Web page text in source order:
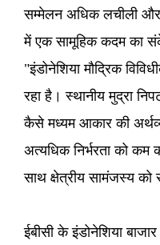
सम्मेलन अधिक लचीली और
में एक सामूहिक कदम का
"इंडोनेशिया मौद्रिक
रहा है। स्थानीय मुद्रा
कैसे मध्यम आकार की
अत्यधिक निर्भरता को
साथ क्षेत्रीय सामंजस्य
ईबीसी के इंडोनेशिया